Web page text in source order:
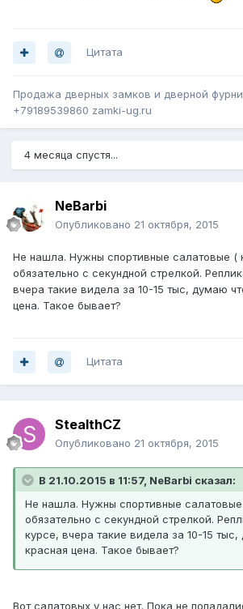
Цитата
Продажа дверных замков и дверной
+79189539860 zamki-ug.ru
4 месяца спустя...
NeBarbi
Опубликовано 21 октября, 2015
Не нашла. Нужны спортивные салатовые (
обязательно с секундной стрелкой.
вчера такие видела за 10-15 тыс, думаю
цена. Такое бывает?
Цитата
StealthCZ
Опубликовано 21 октября, 2015
В 21.10.2015 в 11:57, NeBarbi сказал:
Не нашла. Нужны спортивные
обязательно с секундной стрелкой.
курсе, вчера такие видела за 10-15
красная цена. Такое бывает?
Вот салатовых у нас нет. Пока не